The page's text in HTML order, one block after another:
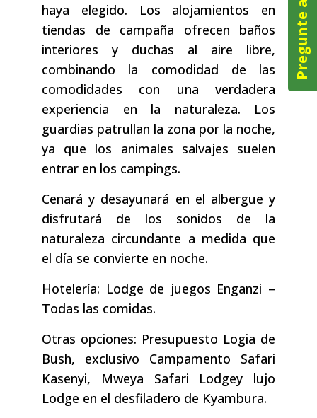
haya elegido. Los alojamientos en
tiendas de campaña ofrecen baños
interiores y duchas al aire libre,
combinando la comodidad de las
comodidades con una verdadera
experiencia en la naturaleza. Los
guardias patrullan la zona por la noche,
ya que los animales salvajes suelen
entrar en los campings.
Cenará y desayunará en el albergue y
disfrutará de los sonidos de la
naturaleza circundante a medida que
el día se convierte en noche.
Hotelería: Lodge de juegos Enganzi –
Todas las comidas.
Otras opciones: Presupuesto Logia de
Bush, exclusivo Campamento Safari
Kasenyi, Mweya Safari Lodgey lujo
Lodge en el desfiladero de Kyambura.